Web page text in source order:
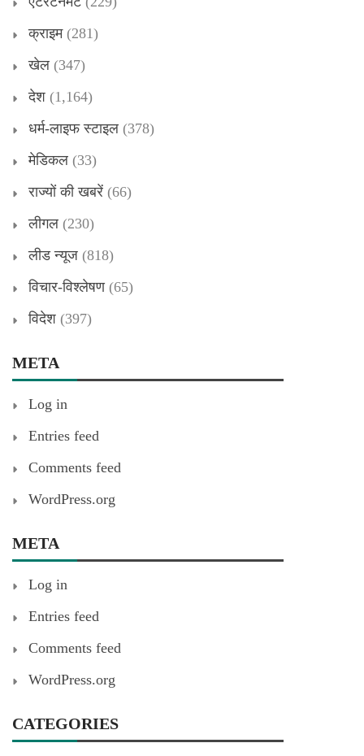
क्राइम(281)
खेल (347)
देश (1,164)
धर्म-लाइफ स्टाइल (378)
मेडिकल (33)
राज्यों की खबरें (66)
लीगल (230)
लीड न्यूज (818)
विचार-विश्लेषण(65)
विदेश (397)
META
Log in
Entries feed
Comments feed
WordPress.org
META
Log in
Entries feed
Comments feed
WordPress.org
CATEGORIES